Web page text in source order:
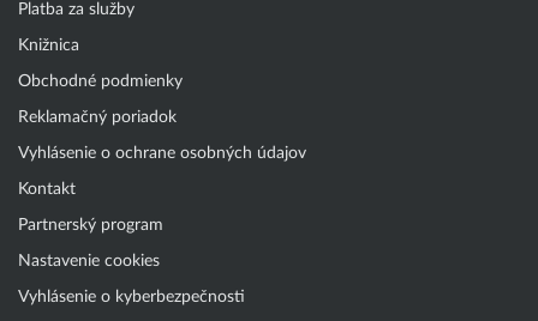
Platba za služby
Knižnica
Obchodné podmienky
Reklamačný poriadok
Vyhlásenie o ochrane osobných údajov
Kontakt
Partnerský program
Nastavenie cookies
Vyhlásenie o kyberbezpečnosti